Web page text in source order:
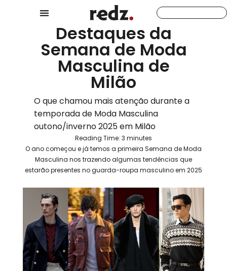
Destaques da
Semana de Moda
Masculina de
Milão
O que chamou mais atenção durante a
temporada de Moda Masculina
outono/inverno 2025 em Milão
Reading Time: 3 minutes
O ano começou e já temos a primeira Semana de Moda
Masculina nos trazendo algumas tendências que
estarão presentes no guarda-roupa masculino em 2025